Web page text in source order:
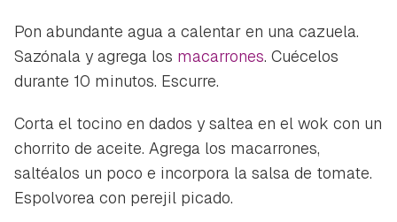
Pon abundante agua a calentar en una cazuela.
Sazónala y agrega los macarrones. Cuécelos
durante 10 minutos. Escurre.
Corta el tocino en dados y saltea en el wok con un
chorrito de aceite. Agrega los macarrones,
saltéalos un poco e incorpora la salsa de tomate.
Espolvorea con perejil picado.